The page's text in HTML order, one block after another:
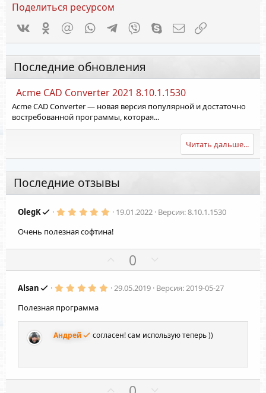
Поделиться ресурсом
VkontakteOdnoklassniki
Mail.ru WhatsAppTelegramViber Skype Электронная почта
Последние обновления
Acme CAD Converter 2021 8.10.1.1530
Acme CAD Converter — новая версия популярной и достаточно
востребованной программы, которая...
Читать дальше...
Последние отзывы
OlegK 5
0
0
в
д
19.01.2022 Версия: 8.10.1.1530
Очень полезная софтина!
о
з
и
в
ы
й
0
е
г
и
в
ы
й
Alsan 5
ё
з
29.05.2019 Версия: 2019-05-27
Полезная программа
Андрей согласен! сам использую теперь ))